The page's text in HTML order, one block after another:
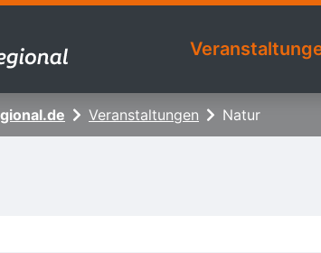
Veranstaltungen Natur